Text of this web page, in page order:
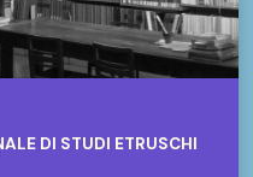
DI STUDI ETRUSCHI